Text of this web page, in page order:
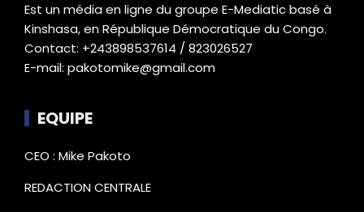
Est un média en ligne du groupe E-Mediatic basé à
Kinshasa, en République Démocratique du Congo.
Contact: +243898537614 / 823026527
E-mail: pakotomike@gmail.com
EQUIPE
CEO : Mike Pakoto
REDACTION CENTRALE